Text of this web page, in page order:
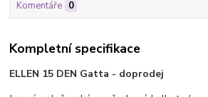
Komentáře 0
Kompletní specifikace
ELLEN 15 DEN Gatta - doprodej